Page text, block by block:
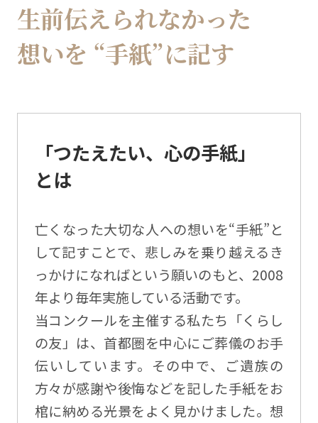
生前伝えられなかった
想いを “手紙”に記す
「つたえたい、心の手紙」
とは
亡くなった大切な人への想いを“手紙”と
して記すことで、悲しみを乗り越えるき
っかけになればという願いのもと、2008
年より毎年実施している活動です。
当コンクールを主催する私たち「くらし
の友」は、首都圏を中心にご葬儀のお手
伝いしています。その中で、ご遺族の
方々が感謝や後悔などを記した手紙をお
棺に納める光景をよく見かけました。想